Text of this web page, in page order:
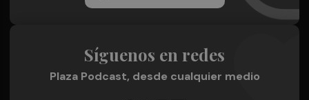
Síguenos en redes
Plaza Podcast, desde cualquier medio